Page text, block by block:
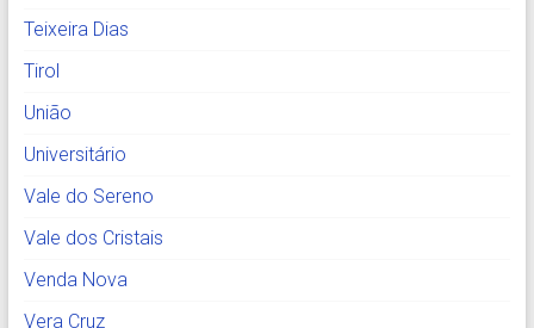
Teixeira Dias
Tirol
União
Universitário
Vale do Sereno
Vale dos Cristais
Venda Nova
Vera Cruz